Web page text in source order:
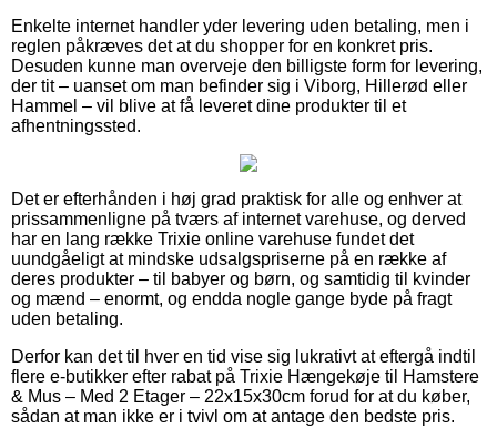
Enkelte internet handler yder levering uden betaling, men i
reglen påkræves det at du shopper for en konkret pris.
Desuden kunne man overveje den billigste form for levering,
der tit – uanset om man befinder sig i Viborg, Hillerød eller
Hammel – vil blive at få leveret dine produkter til et
afhentningssted.
Det er efterhånden i høj grad praktisk for alle og enhver at
prissammenligne på tværs af internet varehuse, og derved
har en lang række Trixie online varehuse fundet det
uundgåeligt at mindske udsalgspriserne på en række af
deres produkter – til babyer og børn, og samtidig til kvinder
og mænd – enormt, og endda nogle gange byde på fragt
uden betaling.
Derfor kan det til hver en tid vise sig lukrativt at eftergå indtil
flere e-butikker efter rabat på Trixie Hængekøje til Hamstere
& Mus – Med 2 Etager – 22x15x30cm forud for at du køber,
sådan at man ikke er i tvivl om at antage den bedste pris.